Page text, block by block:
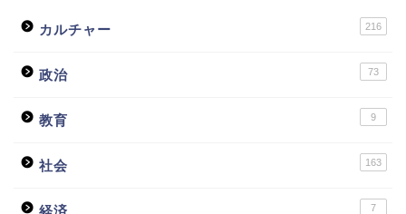
カルチャー 216
政治 73
教育 9
社会 163
経済 7